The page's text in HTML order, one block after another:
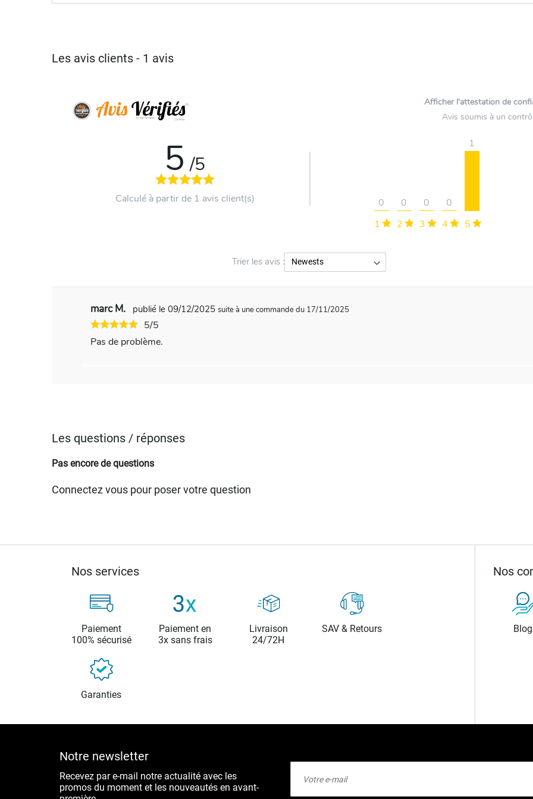
Les avis clients - 1 avis
Afficher l'attestation de
Avis soumis à un
5 /5
Calculé à partir de 1 avis client(s)
1
0
2
0
3
0
4
0
5
1
Trier les avis :
marc M. publié le 09/12/2025 suite à une commande du 17/11/2025
5/5
Pas de problème.
Les questions / réponses
Pas encore de questions
Connectez vous pour poser votre question
Nos services
Paiement
100% sécurisé
Paiement en
3x sans frais
Livraison
24/72H
SAV & Retours
Garanties
Nos
Blog
Notre newsletter
Recevez par e-mail notre actualité avec les
promos du moment et les nouveautés en avant-
notre